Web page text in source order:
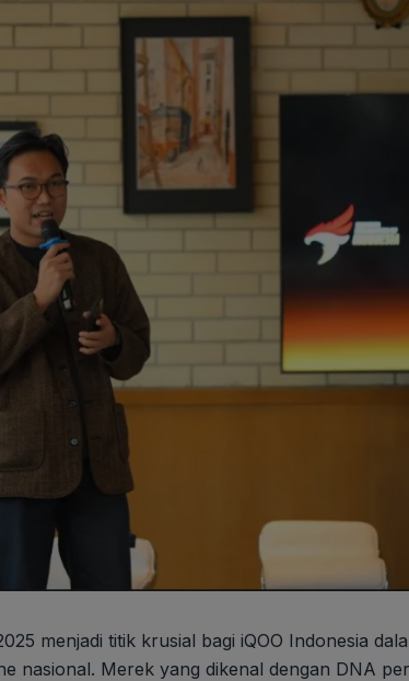
menjadi titik krusial bagi iQOO Indonesia
nasional. Merek yang dikenal dengan DNA